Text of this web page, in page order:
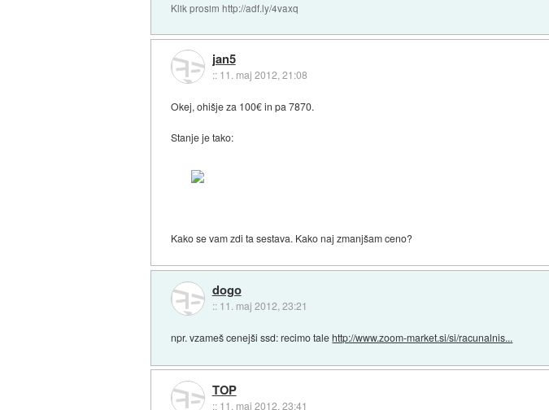
Klik prosim http://adf.ly/4vaxq
jan5
:: 11. maj 2012, 21:08
Okej, ohišje za 100€ in pa 7870.
Stanje je tako:
Kako se vam zdi ta sestava. Kako naj zmanjšam ceno?
dogo
:: 11. maj 2012, 23:21
npr. vzameš cenejši ssd: recimo talehttp://www.zoom-market.si/si/racunalnis...
TOP
:: 11. maj 2012, 23:41